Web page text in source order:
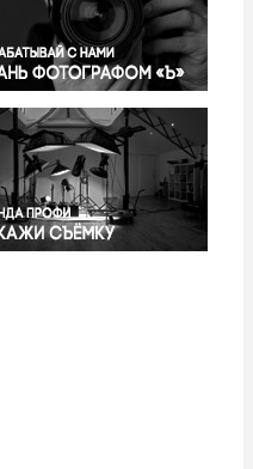
Правосудие
Происшествия и конфликты
Религия
Светская жизнь
Спорт
Экология
Экономика и бизнес